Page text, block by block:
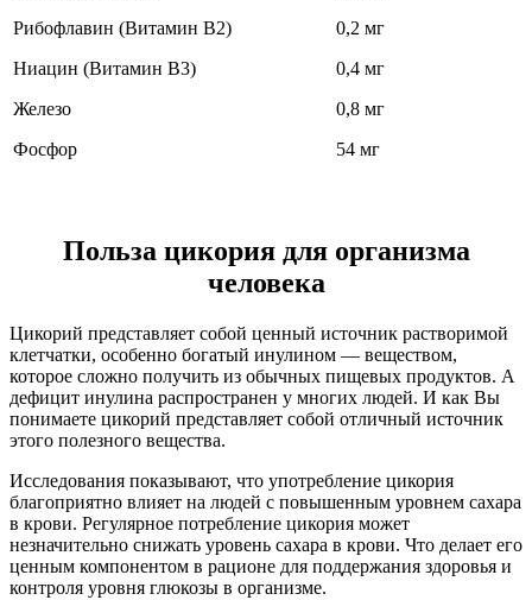
Рибофлавин (Витамин В2)
0,2 мг
Ниацин (Витамин В3)
0,4 мг
Железо
0,8 мг
Фосфор
54 мг
Польза цикория для организма
человека
Цикорий представляет собой ценный источник растворимой
клетчатки, особенно богатый инулином — веществом,
которое сложно получить из обычных пищевых продуктов. А
дефицит инулина распространен у многих людей. И как Вы
понимаете цикорий представляет собой отличный источник
этого полезного вещества.
Исследования показывают, что употребление цикория
благоприятно влияет на людей с повышенным уровнем сахара
в крови. Регулярное потребление цикория может
незначительно снижать уровень сахара в крови. Что делает его
ценным компонентом в рационе для поддержания здоровья и
контроля уровня глюкозы в организме.